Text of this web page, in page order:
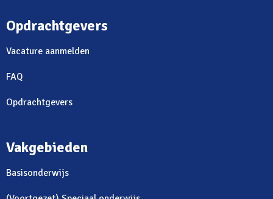
Opdrachtgevers
Vacature aanmelden
FAQ
Opdrachtgevers
Vakgebieden
Basisonderwijs